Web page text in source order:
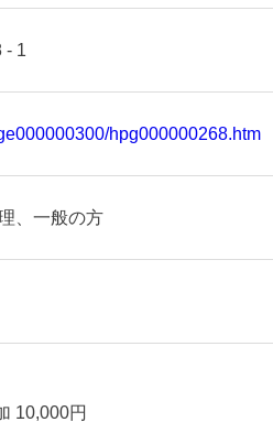
- 1
hpg000000268.htm
、一般の方
10,000円